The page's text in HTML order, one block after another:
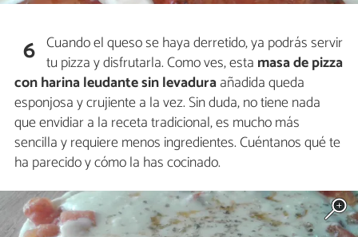
6 Cuando el queso se haya derretido, ya podrás servir
tu pizza y disfrutarla. Como ves, esta masa de pizza
con harina leudante sin levaduraañadida queda
esponjosa y crujiente a la vez. Sin duda, no tiene nada
que envidiar a la receta tradicional, es mucho más
sencilla y requiere menos ingredientes. Cuéntanos qué te
ha parecido y cómo la has cocinado.